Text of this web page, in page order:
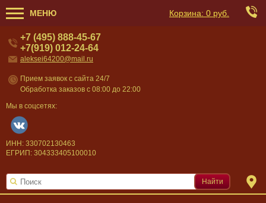
МЕНЮ Корзина: 0 руб.
+7 (495) 888-45-67
+7(919) 012-24-64
aleksei64200@mail.ru
Прием заявок с сайта 24/7
Обработка заказов с 08:00 до 22:00
Мы в соцсетях:
ИНН: 330702130463
ЕГРИП: 304333405100010
Найти